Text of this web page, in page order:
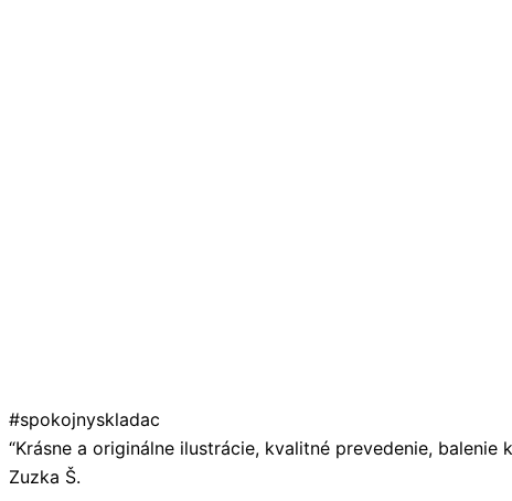
#spokojnyskladac
“Krásne a originálne ilustrácie, kvalitné prevedenie,
Zuzka Š.